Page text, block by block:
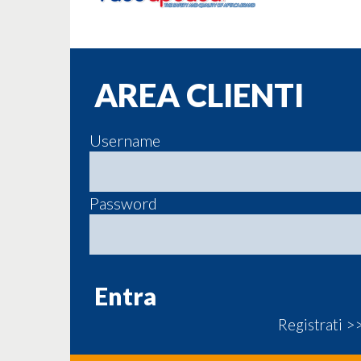
AREA CLIENTI
Username
Password
Registrati